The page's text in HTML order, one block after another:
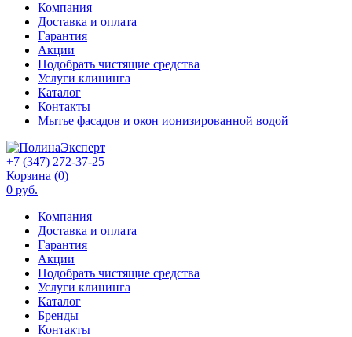
Компания
Доставка и оплата
Гарантия
Акции
Подобрать чистящие средства
Услуги клининга
Каталог
Контакты
Мытье фасадов и окон ионизированной водой
+7 (347) 272-37-25
Корзина (0)
0 руб.
Компания
Доставка и оплата
Гарантия
Акции
Подобрать чистящие средства
Услуги клининга
Каталог
Бренды
Контакты